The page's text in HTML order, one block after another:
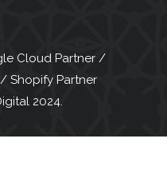
Cloud Partner /
Shopify Partner
2024.